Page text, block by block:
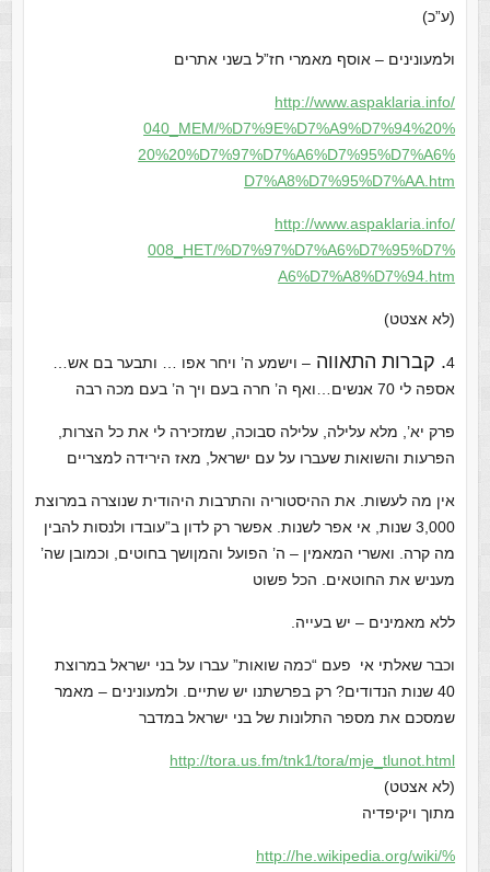
(ע”כ)
ולמעונינים – אוסף מאמרי חז”ל בשני אתרים
http://www.aspaklaria.info/
040_MEM/%D7%9E%D7%A9%D7%94%20%
20%20%D7%97%D7%A6%D7%95%D7%A6%
D7%A8%D7%95%D7%AA.htm
http://www.aspaklaria.info/
008_HET/%D7%97%D7%A6%D7%95%D7%
A6%D7%A8%D7%94.htm
(לא אצטט)
4. קברות התאווה – וישמע ה’ ויחר אפו … ותבער בם אש…
אספה לי 70 אנשים…ואף ה’ חרה בעם ויך ה’ בעם מכה רבה
פרק יא’, מלא עלילה, עלילה סבוכה, שמזכירה לי את כל הצרות,
הפרעות והשואות שעברו על עם ישראל, מאז הירידה למצריים
אין מה לעשות. את ההיסטוריה והתרבות היהודית שנוצרה במרוצת
3,000 שנות, אי אפר לשנות. אפשר רק לדון ב”עובדו ולנסות להבין
מה קרה. ואשרי המאמין – ה’ הפועל והמןושך בחוטים, וכמובן שה’
מעניש את החוטאים. הכל פשוט
ללא מאמינים – יש בעייה.
וכבר שאלתי אי פעם “כמה שואות” עברו על בני ישראל במרוצת
40 שנות הנדודים? רק בפרשתנו יש שתיים. ולמעונינים – מאמר
שמסכם את מספר התלונות של בני ישראל במדבר
http://tora.us.fm/tnk1/tora/mje_tlunot.html
(לא אצטט)
מתוך ויקיפדיה
http://he.wikipedia.org/wiki/%